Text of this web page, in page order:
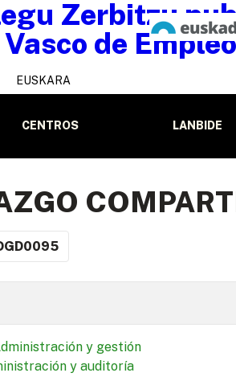
EUSKARA
CENTROS LANBIDE
y gestión
y auditoría